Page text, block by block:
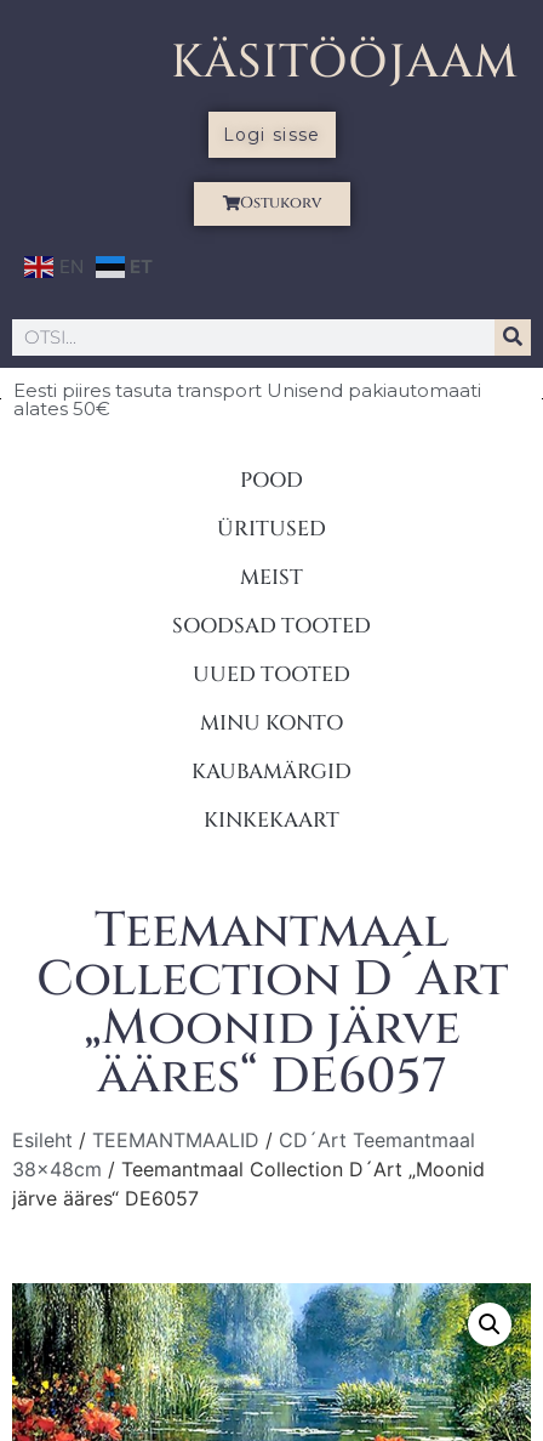
KÄSITÖÖJAAM
Logi sisse
Ostukorv
EN ET
Eesti piires tasuta transport Unisend pakiautomaati
alates 50€
POOD
ÜRITUSED
MEIST
SOODSAD TOOTED
UUED TOOTED
MINU KONTO
KAUBAMÄRGID
KINKEKAART
Teemantmaal
Collection D´Art
„Moonid järve
ääres“ DE6057
Esileht / TEEMANTMAALID / CD´Art Teemantmaal
38x48cm / Teemantmaal Collection D´Art „Moonid
järve ääres“ DE6057